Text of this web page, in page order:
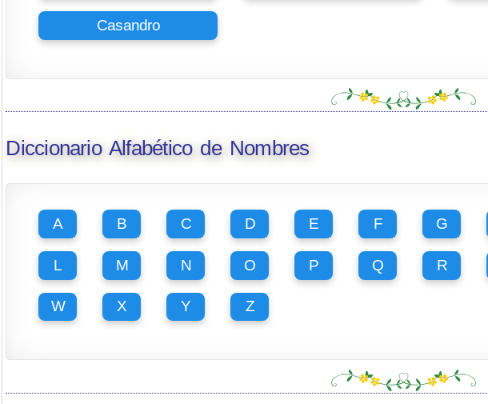
Casandro
Diccionario Alfabético de Nombres
A B C D E F G
L M N O P Q R
W X Y Z